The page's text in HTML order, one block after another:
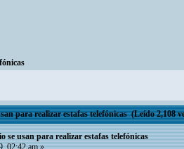
para realizar estafas telefónicas (Leído 2,108
se usan para realizar estafas telefónicas